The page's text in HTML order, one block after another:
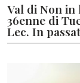
Val di Non
36enne di
Lec. In